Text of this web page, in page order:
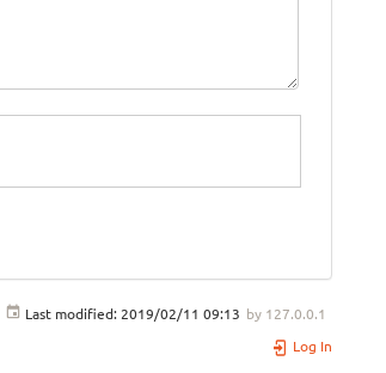
Last modified: 2019/02/11 09:13 by 127.0.0.1
Log In